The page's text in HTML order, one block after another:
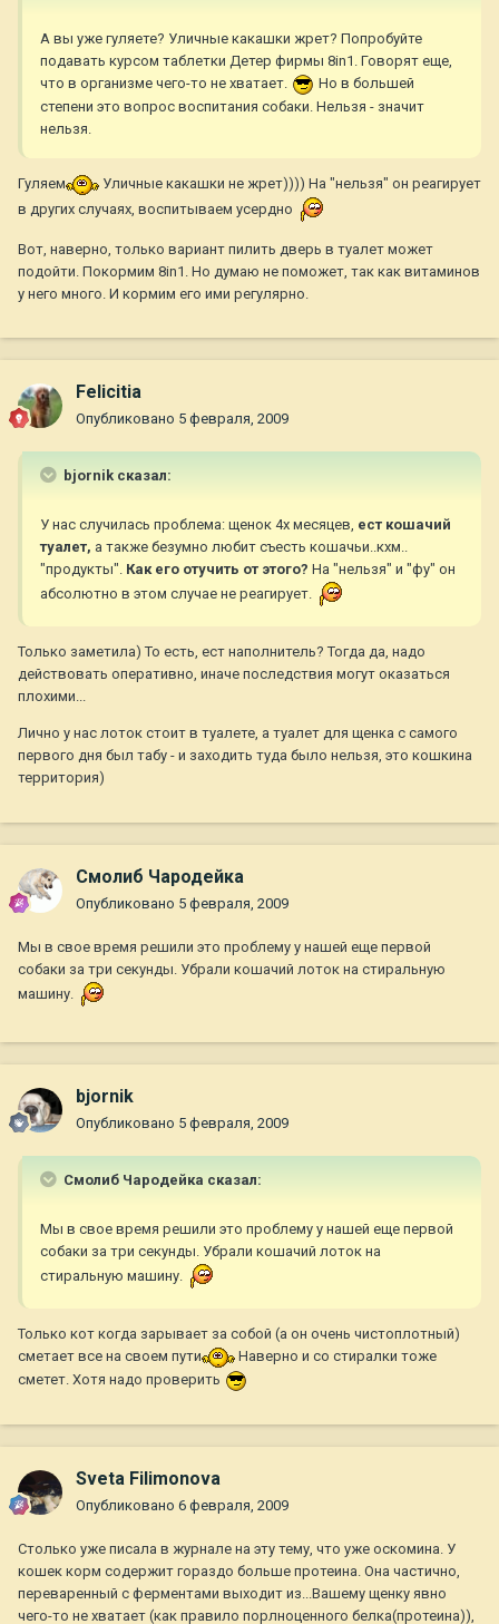
А вы уже гуляете? Уличные какашки жрет? Попробуйте
подавать курсом таблетки Детер фирмы 8in1. Говорят еще,
что в организме чего-то не хватает.
Но в большей
степени это вопрос воспитания собаки. Нельзя - значит
нельзя.
Гуляем
Уличные какашки не жрет)))) На "нельзя" он реагирует
в других случаях, воспитываем усердно
Вот, наверно, только вариант пилить дверь в туалет может
подойти. Покормим 8in1. Но думаю не поможет, так как витаминов
у него много. И кормим его ими регулярно.
Felicitia
Опубликовано 5 февраля, 2009
bjornik сказал:
У нас случилась проблема: щенок 4х месяцев, ест кошачий
туалет, а также безумно любит съесть кошачьи..кхм..
"продукты". Как его отучить от этого? На "нельзя" и "фу" он
абсолютно в этом случае не реагирует.
Только заметила) То есть, ест наполнитель? Тогда да, надо
действовать оперативно, иначе последствия могут оказаться
плохими...
Лично у нас лоток стоит в туалете, а туалет для щенка с самого
первого дня был табу - и заходить туда было нельзя, это кошкина
территория)
Смолиб Чародейка
Опубликовано 5 февраля, 2009
Мы в свое время решили это проблему у нашей еще первой
собаки за три секунды. Убрали кошачий лоток на стиральную
машину.
bjornik
Опубликовано 5 февраля, 2009
Смолиб Чародейка сказал:
Мы в свое время решили это проблему у нашей еще первой
собаки за три секунды. Убрали кошачий лоток на
стиральную машину.
Только кот когда зарывает за собой (а он очень чистоплотный)
сметает все на своем пути
Наверно и со стиралки тоже
сметет. Хотя надо проверить
Sveta Filimonova
Опубликовано 6 февраля, 2009
Столько уже писала в журнале на эту тему, что уже оскомина. У
кошек корм содержит гораздо больше протеина. Она частично,
переваренный с ферментами выходит из...Вашему щенку явно
чего-то не хватает (как правило порлноценного белка(протеина)),